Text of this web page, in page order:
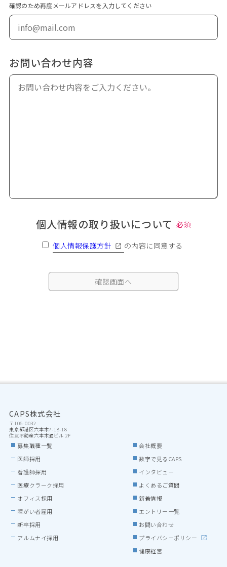
確認のため再度メールアドレスを入力してください
お問い合わせ内容
個人情報の取り扱いについて 必須
個人情報保護方針 の内容に同意する
確認画面へ
CAPS株式会社
〒106-0032
東京都港区六本木7-18-18
住友不動産六本木通ビル 2F
募集職種一覧
医師採用
看護師採用
医療クラーク採用
オフィス採用
障がい者雇用
新卒採用
アルムナイ採用
会社概要
数字で見るCAPS
インタビュー
よくあるご質問
新着情報
エントリー一覧
お問い合わせ
プライバシーポリシー
健康経営